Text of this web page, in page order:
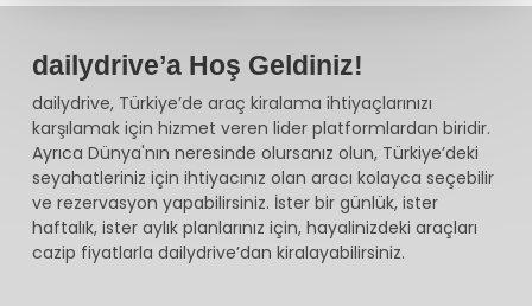
dailydrive’a Hoş Geldiniz!
dailydrive, Türkiye’de araç kiralama ihtiyaçlarınızı
karşılamak için hizmet veren lider platformlardan biridir.
Ayrıca Dünya'nın neresinde olursanız olun, Türkiye’deki
seyahatleriniz için ihtiyacınız olan aracı kolayca seçebilir
ve rezervasyon yapabilirsiniz. İster bir günlük, ister
haftalık, ister aylık planlarınız için, hayalinizdeki araçları
cazip fiyatlarla dailydrive’dan kiralayabilirsiniz.